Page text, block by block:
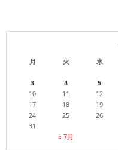
月
火 水
« 7月
3
4 5
10
11 12
17
18 19
24
25 26
31